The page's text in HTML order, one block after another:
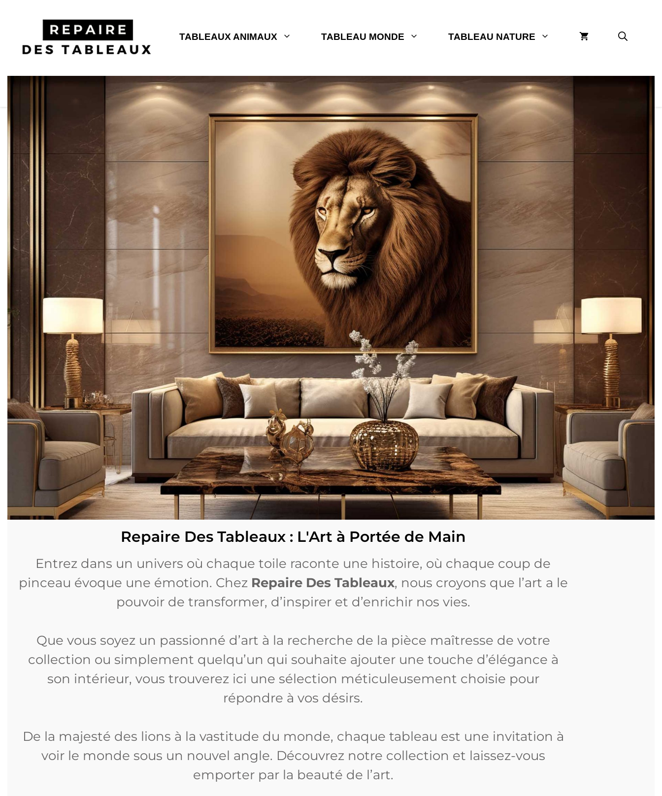
TABLEAUX ANIMAUX TABLEAU MONDE TABLEAU NATURE
Accueil
Repaire Des Tableaux : L'Art à Portée de Main
Entrez dans un univers où chaque toile raconte une histoire, où chaque coup de
pinceau évoque une émotion. Chez Repaire Des Tableaux, nous croyons que l’art a le
pouvoir de transformer, d’inspirer et d’enrichir nos vies.
Que vous soyez un passionné d’art à la recherche de la pièce maîtresse de votre
collection ou simplement quelqu’un qui souhaite ajouter une touche d’élégance à
son intérieur, vous trouverez ici une sélection méticuleusement choisie pour
répondre à vos désirs.
De la majesté des lions à la vastitude du monde, chaque tableau est une invitation à
voir le monde sous un nouvel angle. Découvrez notre collection et laissez-vous
emporter par la beauté de l’art.